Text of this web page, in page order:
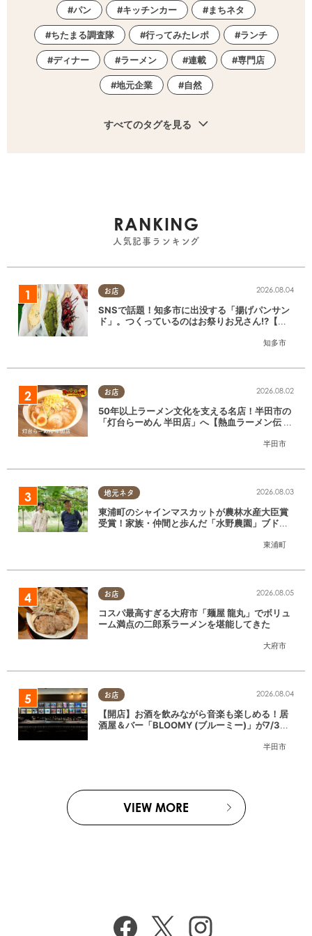
パン キッチンカー まちネタ
ちたまる調査隊 行ってみたレポ ランチ
ディナー ラーメン 連載 専門店
地元企業 自然
すべてのタグを見る
RANKING
人気記事ランキング
お店
知多市
2026.08.04
SNSで話題！知多市に出没する「揚げパンサン
ド」。つくっているのはお祭りお兄さん!?【ち
お店
半田市
2026.08.02
50年以上ラーメン文化を支える名店！半田市の
「灯台らーめん 半田店」へ【熱血ラーメン伝 8
地元ネタ
東浦町
2026.08.03
東浦町のシャインマスカットが農林水産大臣賞
受賞！家族・仲間と歩んだ「水野農園」ブドウ
お店
大府市
2026.08.05
コスパ最高すぎる大府市「麺屋 龍丸」でボリュ
ーム満点の二郎系ラーメンを堪能してきた
お店
半田市
2026.08.04
【開店】お酒を飲みながら音楽も楽しめる！居
酒屋＆バー「BLOOMY (ブルーミー)」が7/3
VIEW MORE